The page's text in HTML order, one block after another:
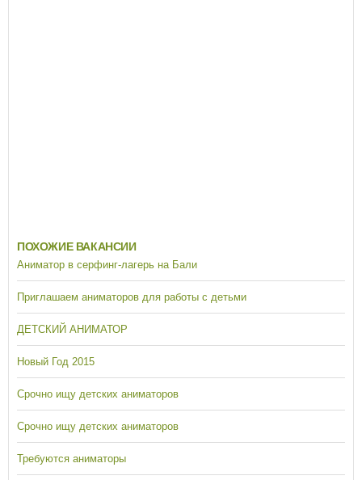
ПОХОЖИЕ ВАКАНСИИ
Аниматор в серфинг-лагерь на Бали
Приглашаем аниматоров для работы с детьми
ДЕТСКИЙ АНИМАТОР
Новый Год 2015
Срочно ищу детских аниматоров
Срочно ищу детских аниматоров
Требуются аниматоры